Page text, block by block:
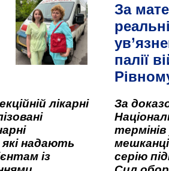
лікарні
надають
із
За
палії
За
серію